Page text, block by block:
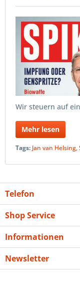
Wir steuern auf
Mehr lesen
Tags: Jan van Helsing,
Telefon
Shop Service
Informationen
Newsletter